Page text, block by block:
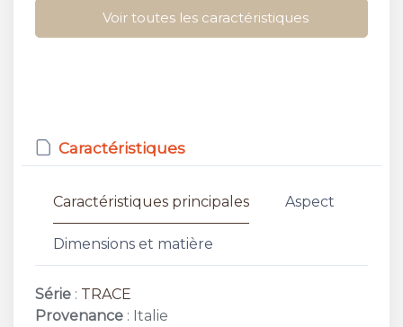
Voir toutes les caractéristiques
Caractéristiques
Caractéristiques principales Aspect
Dimensions et matière
Série : TRACE
Provenance : Italie